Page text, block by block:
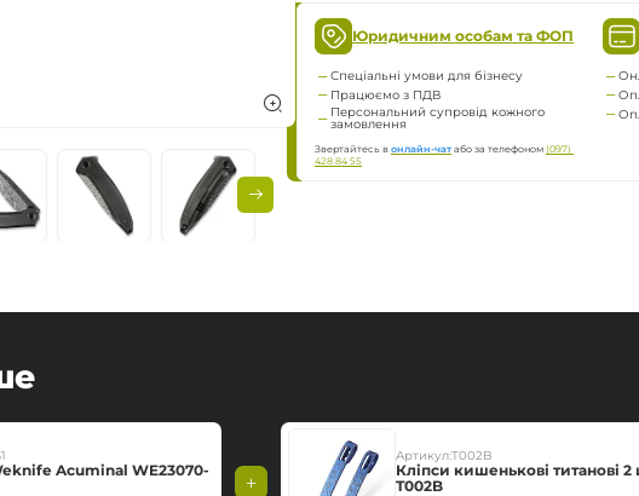
Юридичним особам та ФОП
Спеціальні умови для бізнесу
Працюємо з ПДВ
Персональний супровід кожного
замовлення
Звертайтесь вонлайн-чат або за телефоном(097)
428 84 55
Acuminal WE23070-
Артикул:T002B
Кліпси кишенькові титанові
T002B